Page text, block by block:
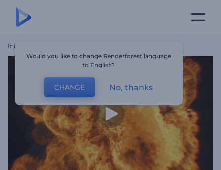
Inicio
Would you like to change Renderforest language
to English?
CHANGE No, thanks